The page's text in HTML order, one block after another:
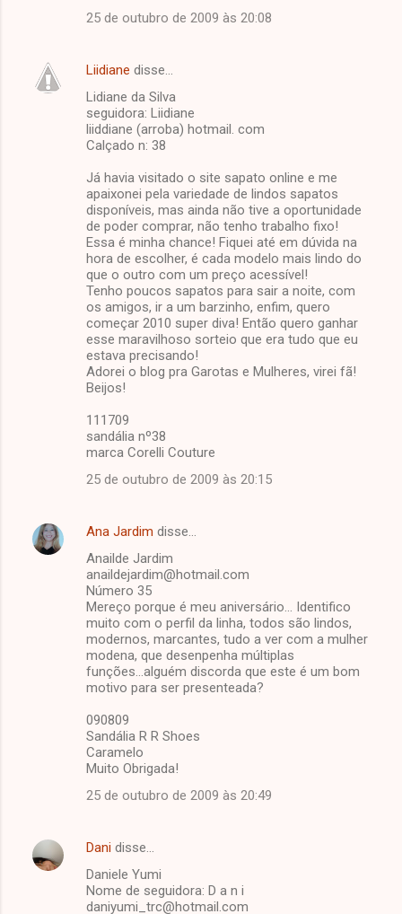
25 de outubro de 2009 às 20:08
Liidiane disse…
Lidiane da Silva
seguidora: Liidiane
liiddiane (arroba) hotmail. com
Calçado n: 38
Já havia visitado o site sapato online e me
apaixonei pela variedade de lindos sapatos
disponíveis, mas ainda não tive a oportunidade
de poder comprar, não tenho trabalho fixo!
Essa é minha chance! Fiquei até em dúvida na
hora de escolher, é cada modelo mais lindo do
que o outro com um preço acessível!
Tenho poucos sapatos para sair a noite, com
os amigos, ir a um barzinho, enfim, quero
começar 2010 super diva! Então quero ganhar
esse maravilhoso sorteio que era tudo que eu
estava precisando!
Adorei o blog pra Garotas e Mulheres, virei fã!
Beijos!
111709
sandália nº38
marca Corelli Couture
25 de outubro de 2009 às 20:15
Ana Jardim disse…
Anailde Jardim
anaildejardim@hotmail.com
Número 35
Mereço porque é meu aniversário... Identifico
muito com o perfil da linha, todos são lindos,
modernos, marcantes, tudo a ver com a mulher
modena, que desenpenha múltiplas
funções...alguém discorda que este é um bom
motivo para ser presenteada?
090809
Sandália R R Shoes
Caramelo
Muito Obrigada!
25 de outubro de 2009 às 20:49
Dani disse…
Daniele Yumi
Nome de seguidora: D a n i
daniyumi_trc@hotmail.com